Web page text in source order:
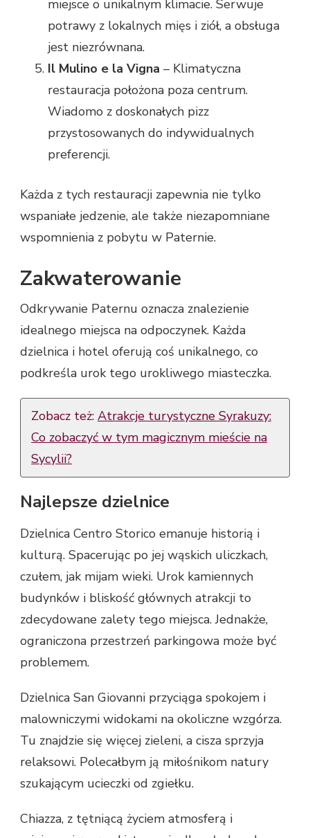
miejsce o unikalnym klimacie. Serwuje
potrawy z lokalnych mięs i ziół, a obsługa
jest niezrównana.
Il Mulino e la Vigna – Klimatyczna
restauracja położona poza centrum.
Wiadomo z doskonałych pizz
przystosowanych do indywidualnych
preferencji.
Każda z tych restauracji zapewnia nie tylko
wspaniałe jedzenie, ale także niezapomniane
wspomnienia z pobytu w Paternie.
Zakwaterowanie
Odkrywanie Paternu oznacza znalezienie
idealnego miejsca na odpoczynek. Każda
dzielnica i hotel oferują coś unikalnego, co
podkreśla urok tego urokliwego miasteczka.
Zobacz też: Atrakcje turystyczne Syrakuzy:
Co zobaczyć w tym magicznym mieście na
Sycylii?
Najlepsze dzielnice
Dzielnica Centro Storico emanuje historią i
kulturą. Spacerując po jej wąskich uliczkach,
czułem, jak mijam wieki. Urok kamiennych
budynków i bliskość głównych atrakcji to
zdecydowane zalety tego miejsca. Jednakże,
ograniczona przestrzeń parkingowa może być
problemem.
Dzielnica San Giovanni przyciąga spokojem i
malowniczymi widokami na okoliczne wzgórza.
Tu znajdzie się więcej zieleni, a cisza sprzyja
relaksowi. Polecałbym ją miłośnikom natury
szukającym ucieczki od zgiełku.
Chiazza, z tętniącą życiem atmosferą i